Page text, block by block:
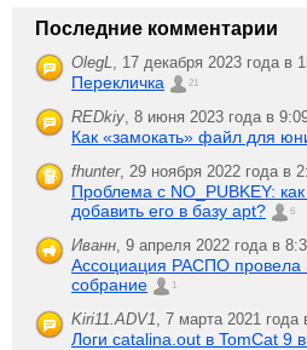
Последние комментарии
OlegL, 17 декабря 2023 года в
Перекличка 21
REDkiy, 8 июня 2023 года в
Как «замокать» файл для
fhunter, 29 ноября 2022 года в
Проблема с NO_PUBKEY:
добавить его в базу apt?
6
Иванн, 9 апреля 2022 года в
Ассоциация РАСПО провела
собрание
1
Kiri11.ADV1, 7 марта 2021 года
Логи catalina.out в TomCat 9